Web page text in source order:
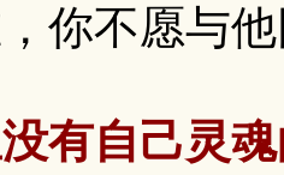
你不愿与
有自己灵